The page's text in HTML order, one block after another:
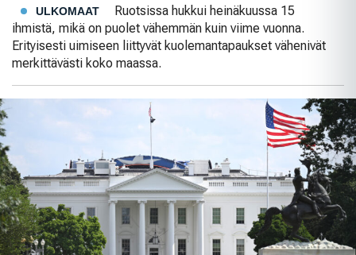
ULKOMAAT
Ruotsissa hukkui heinäkuussa 15
ihmistä, mikä on puolet vähemmän kuin viime vuonna.
Erityisesti uimiseen liittyvät kuolemantapaukset vähenivät
merkittävästi koko maassa.